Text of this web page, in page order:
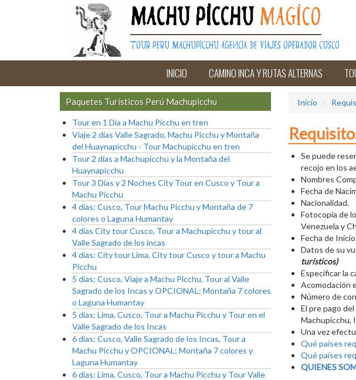
Machu Picchu Magico
Tour Peru Machupicchu Agencia de Viajes Operador Cusco
INICIO CAMINO INCA Y RUTAS ALTERNAS
Inicio
Se puede
recojo en los
Nombres
Fecha de
Nacionalidad.
Fotocopia de
Venezuela y
Fecha de
Datos de su
turísticos)
Especificar la
Acomodación
Número de
El pre pago
Machupicchu,
Una vez
Qué países
Qué países
QUIENES
Paquetes Turísticos Perú Machupicchu
Tour en 1 Día a Machu Picchu en tren
Viaje 2 días Valle Sagrado, Machu Picchu y Montaña
del Huaynapicchu - Tour Machupicchu en tren
Tour 2 días a Machupicchu y la Montaña del
Huaynapicchu
Tour 3 Días y 2 Noches City Tour en Cusco y Tour a
Machu Picchu
4 días: Cusco, Tour Machu Picchu y Montaña de 7
colores o Laguna Humantay
4 días City tour Cusco, Tour a Machupicchu y tour al
Valle Sagrado de los incas
4 días: City tour Lima, City tour Cusco y tour a Machu
Picchu
5 días: Cusco, Viaje a Machu Picchu, Tour al Valle
Sagrado de los Incas y OPCIONAL: Montaña 7 colores
o Laguna Humantay
5 días: Lima, Cusco, Tour a Machu Picchu y Tour en el
Valle Sagrado de los Incas
6 días: Cusco, Valle Sagrado de los Incas, Tour a
Machu Picchu y OPCIONAL: Montaña 7 colores y
Laguna Humantay
6 días: Lima, Cusco, Tour a Machu Picchu y Tour Valle